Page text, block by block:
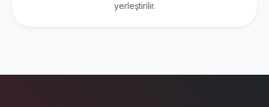
yerleştirilir.